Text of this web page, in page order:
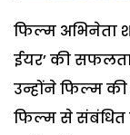
फिल्म अभिनेता
ईयर’ की सफलता
उन्होंने फिल्म
फिल्म से संबंधित